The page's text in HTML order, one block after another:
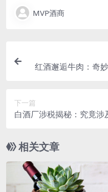
MVP酒商
红酒邂逅牛肉：奇
下一篇
白酒厂涉税揭秘：究竟涉
相关文章